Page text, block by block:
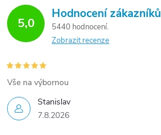
5,0
Hodnocení zákazníků
5440 hodnocení
Zobrazit recenze
Stanislav
7.8.2026
Vše na výbornou